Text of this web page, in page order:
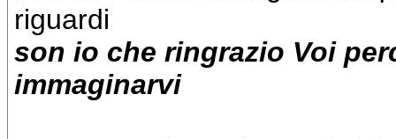
riguardi
son io che ringrazio Voi
immaginarvi